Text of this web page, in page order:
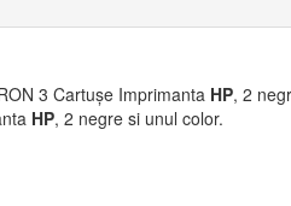
3 Cartușe Imprimanta HP, 2
HP, 2 negre si unul color.